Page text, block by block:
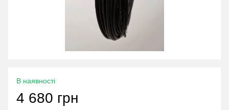
В наявності
4 680 грн